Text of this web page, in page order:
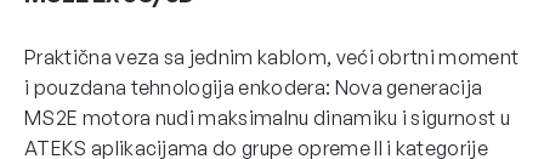
Praktična veza sa jednim kablom, veći obrtni moment
i pouzdana tehnologija enkodera: Nova generacija
MS2E motora nudi maksimalnu dinamiku i sigurnost u
ATEKS aplikacijama do grupe opreme II i kategorije